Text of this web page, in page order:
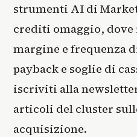
strumenti AI di
crediti omaggio, dove
margine e frequenza
payback e soglie di
iscriviti alla
articoli del cluster
acquisizione.